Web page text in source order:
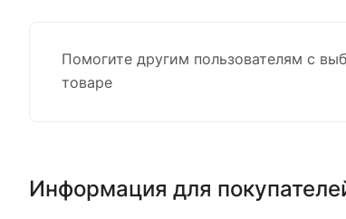
Помогите другим пользователям с
товаре
Информация для